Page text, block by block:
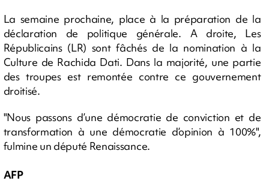
La semaine prochaine, place à la préparation de la
déclaration de politique générale. A droite, Les
Républicains (LR) sont fâchés de la nomination à la
Culture de Rachida Dati. Dans la majorité, une partie
des troupes est remontée contre ce gouvernement
droitisé.
"Nous passons d’une démocratie de conviction et de
transformation à une démocratie d’opinion à 100%",
fulmine un député Renaissance.
AFP